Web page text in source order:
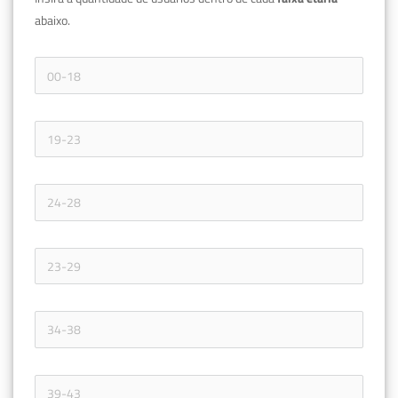
abaixo.